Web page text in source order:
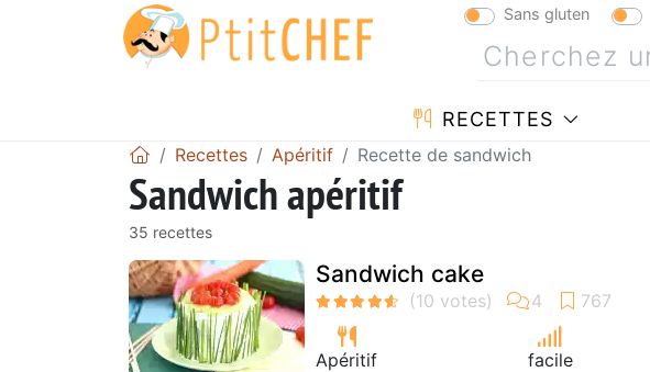
Sans gluten
RECETTES
Recettes Apéritif Recette de sandwich
Sandwich apéritif
35 recettes
Sandwich cake
Apéritif facile